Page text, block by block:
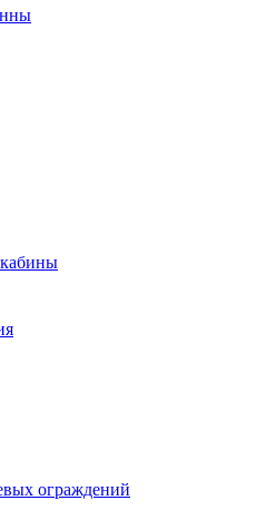
ограждений